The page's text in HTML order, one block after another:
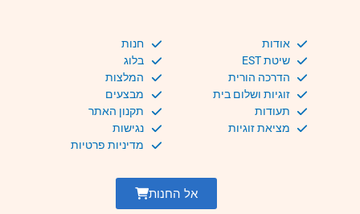
אודות
שיטת EST
הדרכה הורית
זוגיות ושלום בית
תעודות
מציאת זוגיות
חנות
בלוג
המלצות
מבצעים
תקנון האתר
נגישות
מדיניות פרטיות
אל החנות